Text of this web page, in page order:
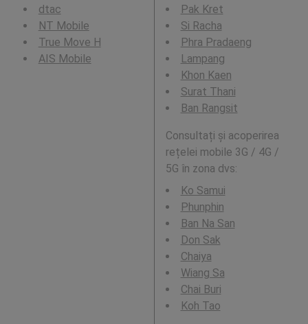
dtac
NT Mobile
True Move H
AIS Mobile
Pak Kret
Si Racha
Phra Pradaeng
Lampang
Khon Kaen
Surat Thani
Ban Rangsit
Consultați și acoperirea
rețelei mobile 3G / 4G /
5G în zona dvs:
Ko Samui
Phunphin
Ban Na San
Don Sak
Chaiya
Wiang Sa
Chai Buri
Koh Tao